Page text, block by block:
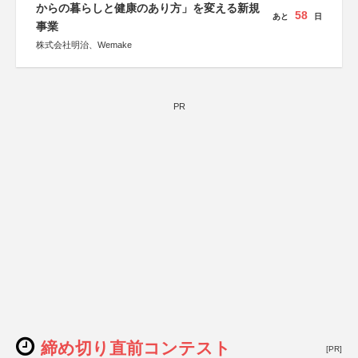
からの暮らしと健康のあり方」を変える新規
事業
株式会社明治、Wemake
あと 58 日
PR
締め切り直前コンテスト [PR]